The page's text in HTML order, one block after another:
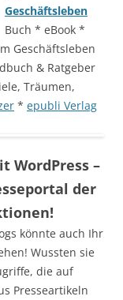
Geschäftsleben
Buch * eBook *
Geschäftsleben
& Ratgeber
Träumen,
* epubli Verlag
WordPress –
der
könnte auch Ihr
Wussten sie
die auf
Presseartikeln